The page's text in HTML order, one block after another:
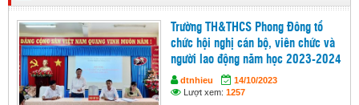
Trường TH&THCS Phong Đông tổ
chức hội nghị cán bộ, viên chức và
người lao động năm học 2023-2024
dtnhieu
14/10/2023
Lượt xem: 1257